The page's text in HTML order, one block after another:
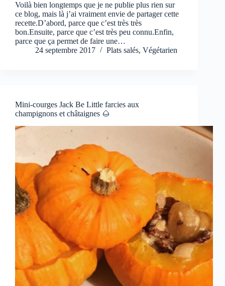
Voilà bien longtemps que je ne publie plus rien sur
ce blog, mais là j’ai vraiment envie de partager cette
recette.D’abord, parce que c’est très très
bon.Ensuite, parce que c’est très peu connu.Enfin,
parce que ça permet de faire une…
24 septembre 2017
Plats salés, Végétarien
Mini-courges Jack Be Little farcies aux
champignons et châtaignes 🌰